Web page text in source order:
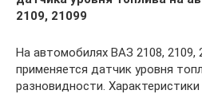
2109, 21099
На автомобилях ВАЗ 2108, 2109,
применяется датчик уровня
разновидности.